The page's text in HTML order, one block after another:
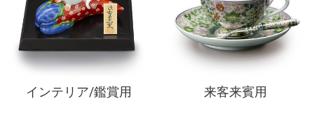
インテリア/鑑賞用 来客来賓用